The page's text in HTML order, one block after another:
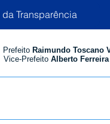
da Transparência
Prefeito Raimundo Toscano
Vice-Prefeito Alberto